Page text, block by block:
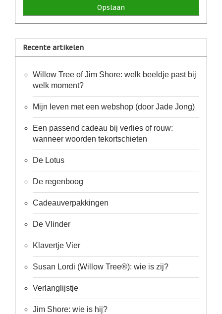
cadeautje?
Nieuwsbrieven
Vrolijke
Opslaan
Recente artikelen
Willow Tree of Jim Shore: welk beeldje past bij
welk moment?
Mijn leven met een webshop (door Jade Jong)
Een passend cadeau bij verlies of rouw:
wanneer woorden tekortschieten
De Lotus
De regenboog
Cadeauverpakkingen
De Vlinder
Klavertje Vier
Susan Lordi (Willow Tree®): wie is zij?
Verlanglijstje
Jim Shore: wie is hij?